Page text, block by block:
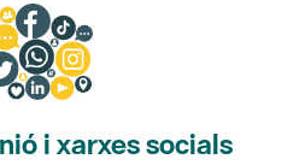
i xarxes socials